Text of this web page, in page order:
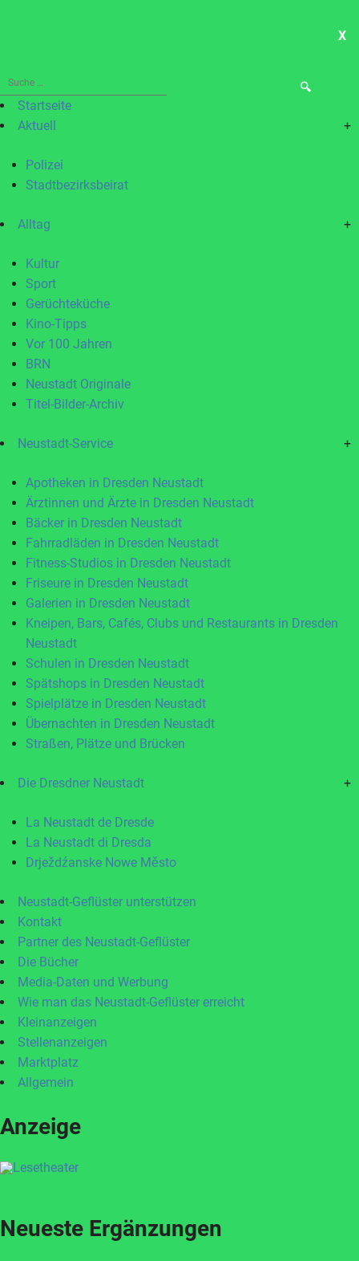
X
Suche
nach:Startseite
Aktuell
+
Polizei
Stadtbezirksbeirat
Alltag +
Kultur
Sport
Gerüchteküche
Kino-Tipps
Vor 100 Jahren
BRN
Neustadt Originale
Titel-Bilder-Archiv
Neustadt-Service +
Apotheken in Dresden Neustadt
Ärztinnen und Ärzte in Dresden Neustadt
Bäcker in Dresden Neustadt
Fahrradläden in Dresden Neustadt
Fitness-Studios in Dresden Neustadt
Friseure in Dresden Neustadt
Galerien in Dresden Neustadt
Kneipen, Bars, Cafés, Clubs und Restaurants in Dresden
Neustadt
Schulen in Dresden Neustadt
Spätshops in Dresden Neustadt
Spielplätze in Dresden Neustadt
Übernachten in Dresden Neustadt
Straßen, Plätze und Brücken
Die Dresdner Neustadt +
La Neustadt de Dresde
La Neustadt di Dresda
Drježdźanske Nowe Město
Neustadt-Geflüster unterstützen
Kontakt
Partner des Neustadt-Geflüster
Die Bücher
Media-Daten und Werbung
Wie man das Neustadt-Geflüster erreicht
Kleinanzeigen
Stellenanzeigen
Marktplatz
Allgemein
Anzeige
Neueste Ergänzungen